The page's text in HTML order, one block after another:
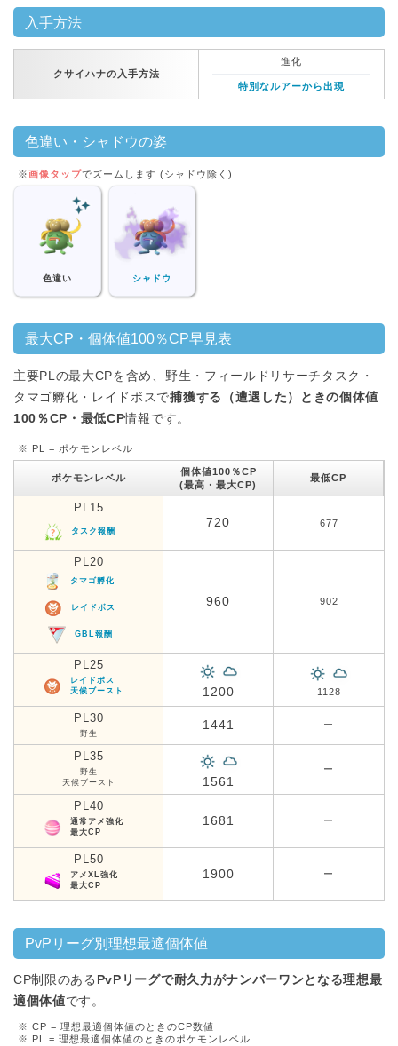
入手方法
クサイハナの入手方法
進化
特別なルアーから出現
色違い・シャドウの姿
※画像タップでズームします (シャドウ除く)
色違い シャドウ
最大CP・個体値100％CP早見表
主要PLの最大CPを含め、野生・フィールドリサーチタスク・
タマゴ孵化・レイドボスで捕獲する（遭遇した）ときの個体値
100％CP・最低CP情報です。
※ PL = ポケモンレベル
ポケモンレベル
個体値100％CP
(最高・最大CP)
最低CP
PL15
タスク報酬
720 677
PL20
タマゴ孵化
レイドボス
GBL報酬
960 902
PL25
レイドボス
天候ブースト
1200 1128
PL30
野生
1441 ー
PL35
野生
天候ブースト
1561
ー
PL40
通常アメ強化
最大CP
1681 ー
PL50
アメXL強化
最大CP
1900 ー
PvPリーグ別理想最適個体値
CP制限のある PvPリーグで耐久力がナンバーワンとなる理想最
適個体値です。
※ CP = 理想最適個体値のときのCP数値
※ PL = 理想最適個体値のときのポケモンレベル